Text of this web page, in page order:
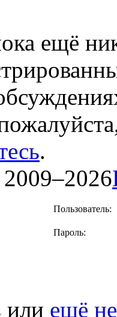
ещё
.
Пользователь:
Пароль:
или ещё